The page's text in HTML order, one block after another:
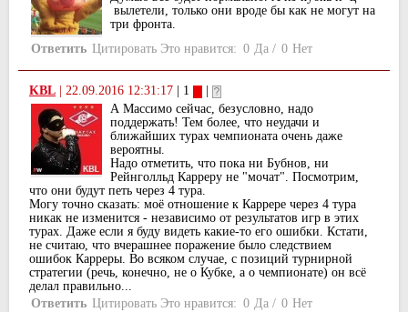
вылетели, только они вроде бы как не могут на
три фронта.
Ответить Цитировать Это нравится: 0 Да / 0 Нет
KBL 22.09.2016 12:31:17 | 1
А Массимо сейчас, безусловно, надо
поддержать! Тем более, что неудачи и
ближайших турах чемпионата очень даже
вероятны.
Надо отметить, что пока ни Бубнов, ни
Рейнголльд Карреру не "мочат". Посмотрим,
что они будут петь через 4 тура.
Могу точно сказать: моё отношение к Каррере через 4 тура
никак не изменится - независимо от результатов игр в этих
турах. Даже если я буду видеть какие-то его ошибки. Кстати,
не считаю, что вчерашнее поражение было следствием
ошибок Карреры. Во всяком случае, с позиций турнирной
стратегии (речь, конечно, не о Кубке, а о чемпионате) он всё
делал правильно...
Ответить Цитировать Это нравится: 0 Да / 0 Нет